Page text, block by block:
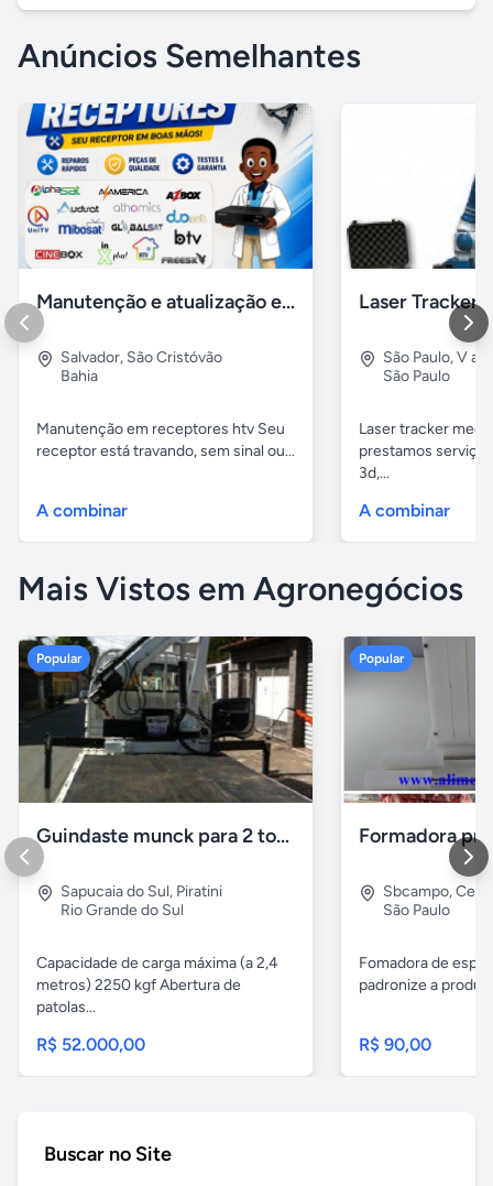
Anúncios Semelhantes
Manutenção e atualização em receptores Htv em Salvador Ba
Salvador, São Cristóvão
Bahia
Manutenção em receptores htv Seu
receptor está travando, sem sinal ou...
A combinar
São Paulo,V
São Paulo
Laser tracker
prestamos
3d,...
A combinar
Mais Vistos em Agronegócios
Popular
Guindaste munck para 2 toneladas
Sapucaia do Sul, Piratini
Rio Grande do Sul
Capacidade de carga máxima (a 2,4
metros) 2250 kgf Abertura de
patolas...
R$ 52.000,00
Popular
Sbcampo,
São Paulo
Fomadora de
padronize a
R$ 90,00
Buscar no Site